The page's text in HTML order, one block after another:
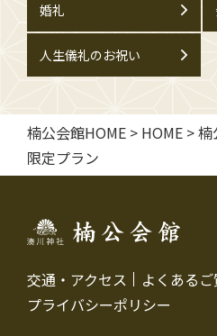
婚礼
人生儀礼のお祝い
楠公会館HOME > HOME >楠
限定プラン
交通・アクセス よくある
プライバシーポリシー